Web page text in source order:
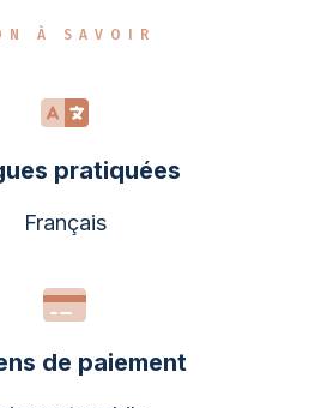
À SAVOIR
pratiquées
Français
de paiement